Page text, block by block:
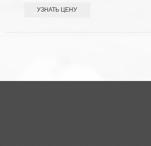
УЗНАТЬ ЦЕНУ